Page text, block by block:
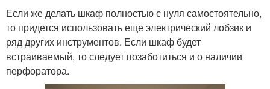
Если же делать шкаф полностью с нуля самостоятельно,
то придется использовать еще электрический лобзик и
ряд других инструментов. Если шкаф будет
встраиваемый, то следует позаботиться и о наличии
перфоратора.